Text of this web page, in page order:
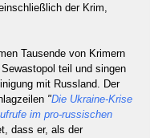
der Krim,
Tausende von Krimern
teil und singen
mit Russland. Der
"Die Ukraine-Krise
im pro-russischen
dass er, als der